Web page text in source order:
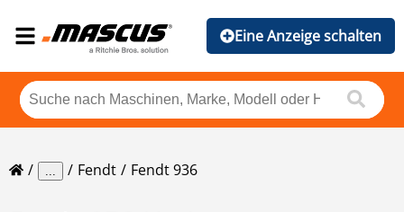
Eine Anzeige schalten
... Fendt Fendt 936